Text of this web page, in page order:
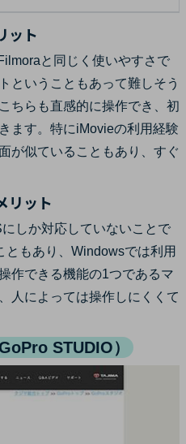
ット
と同じく使いやすさで
ということもあって難しそう
ちらも直感的に操作でき、初
ます。特にiMovieの利用経験
が似ていることもあり、すぐ
リット
しか対応していないことで
もあり、Windowsでは利用
作できる機能の1つであるマ
人によっては操作しにくくて
STUDIO）